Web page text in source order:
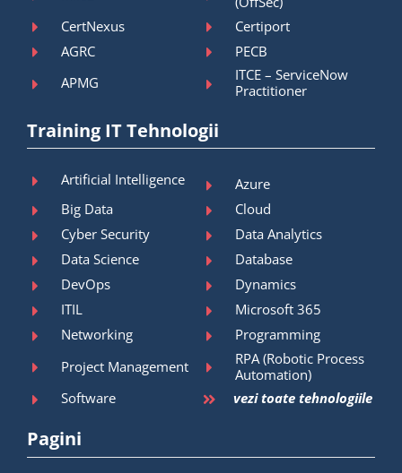
CertNexus
Certiport
AGRC
PECB
APMG
ITCE – ServiceNow
Practitioner
Training IT Tehnologii
Artificial Intelligence
Azure
Big Data
Cloud
Cyber Security
Data Analytics
Data Science
Database
DevOps
Dynamics
ITIL
Microsoft 365
Networking
Programming
Project Management
RPA (Robotic Process
Automation)
Software
vezi toate tehnologiile
Pagini